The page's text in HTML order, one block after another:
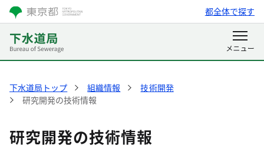
都全体で探す
下水道局トップ 組織情報
技術開発
研究開発の技術情報
研究開発の技術情報